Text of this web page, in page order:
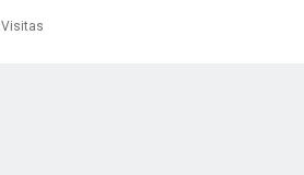
Visitas